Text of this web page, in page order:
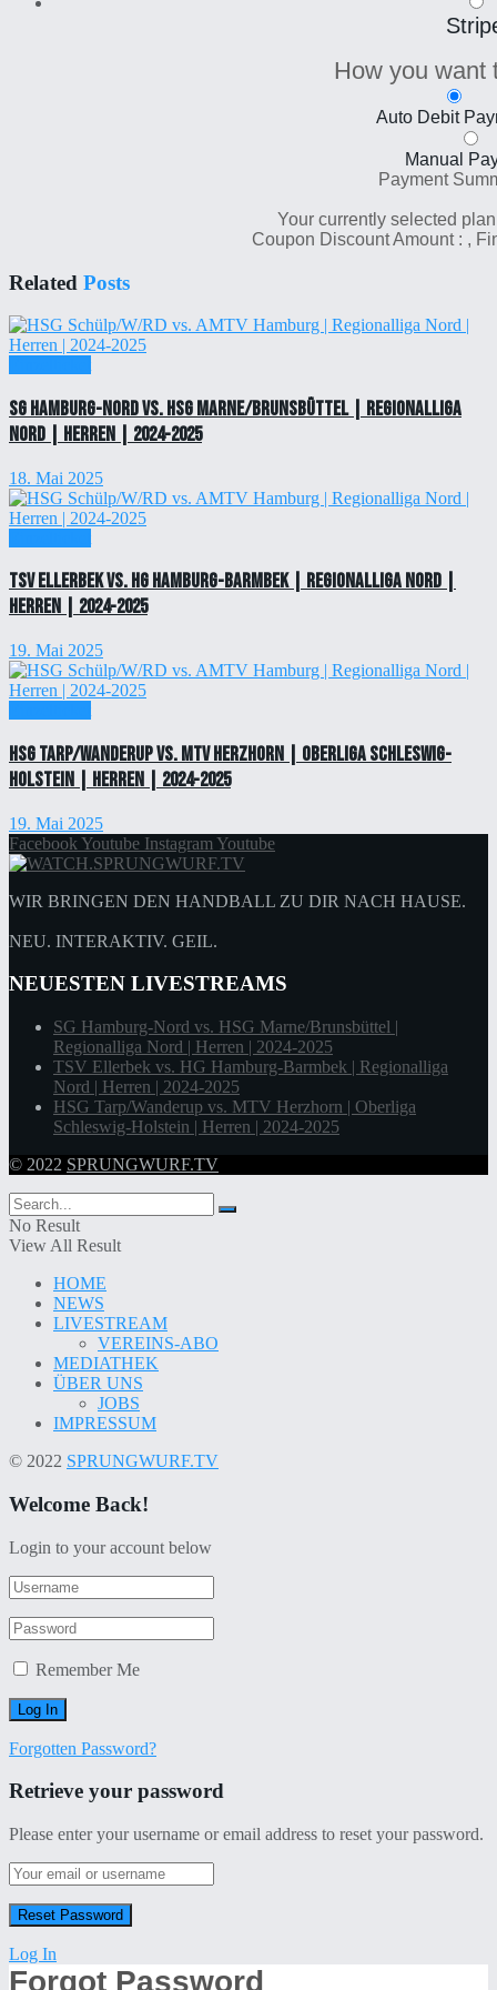
How you want
Auto Debit
Manual
Payment
Your currently selected
Coupon Discount Amount : ,
Related Posts
SG Hamburg-Nord vs. HSG Marne/Brunsbüttel | Regionalliga
Nord | Herren | 2024-2025
18. Mai 2025
TSV Ellerbek vs. HG Hamburg-Barmbek | Regionalliga Nord |
Herren | 2024-2025
19. Mai 2025
HSG Tarp/Wanderup vs. MTV Herzhorn | Oberliga Schleswig-
Holstein | Herren | 2024-2025
19. Mai 2025
Facebook Youtube Instagram Youtube
WIR BRINGEN DEN HANDBALL ZU DIR NACH HAUSE.
NEU. INTERAKTIV. GEIL.
NEUESTEN LIVESTREAMS
SG Hamburg-Nord vs. HSG Marne/Brunsbüttel |
Regionalliga Nord | Herren | 2024-2025
TSV Ellerbek vs. HG Hamburg-Barmbek | Regionalliga
Nord | Herren | 2024-2025
HSG Tarp/Wanderup vs. MTV Herzhorn | Oberliga
Schleswig-Holstein | Herren | 2024-2025
© 2022 SPRUNGWURF.TV
No Result
View All Result
HOME
NEWS
LIVESTREAM
VEREINS-ABO
MEDIATHEK
ÜBER UNS
JOBS
IMPRESSUM
© 2022 SPRUNGWURF.TV
Welcome Back!
Login to your account below
Remember Me
Forgotten Password?
Retrieve your password
Please enter your username or email address to reset your password.
Log In
Forgot Password